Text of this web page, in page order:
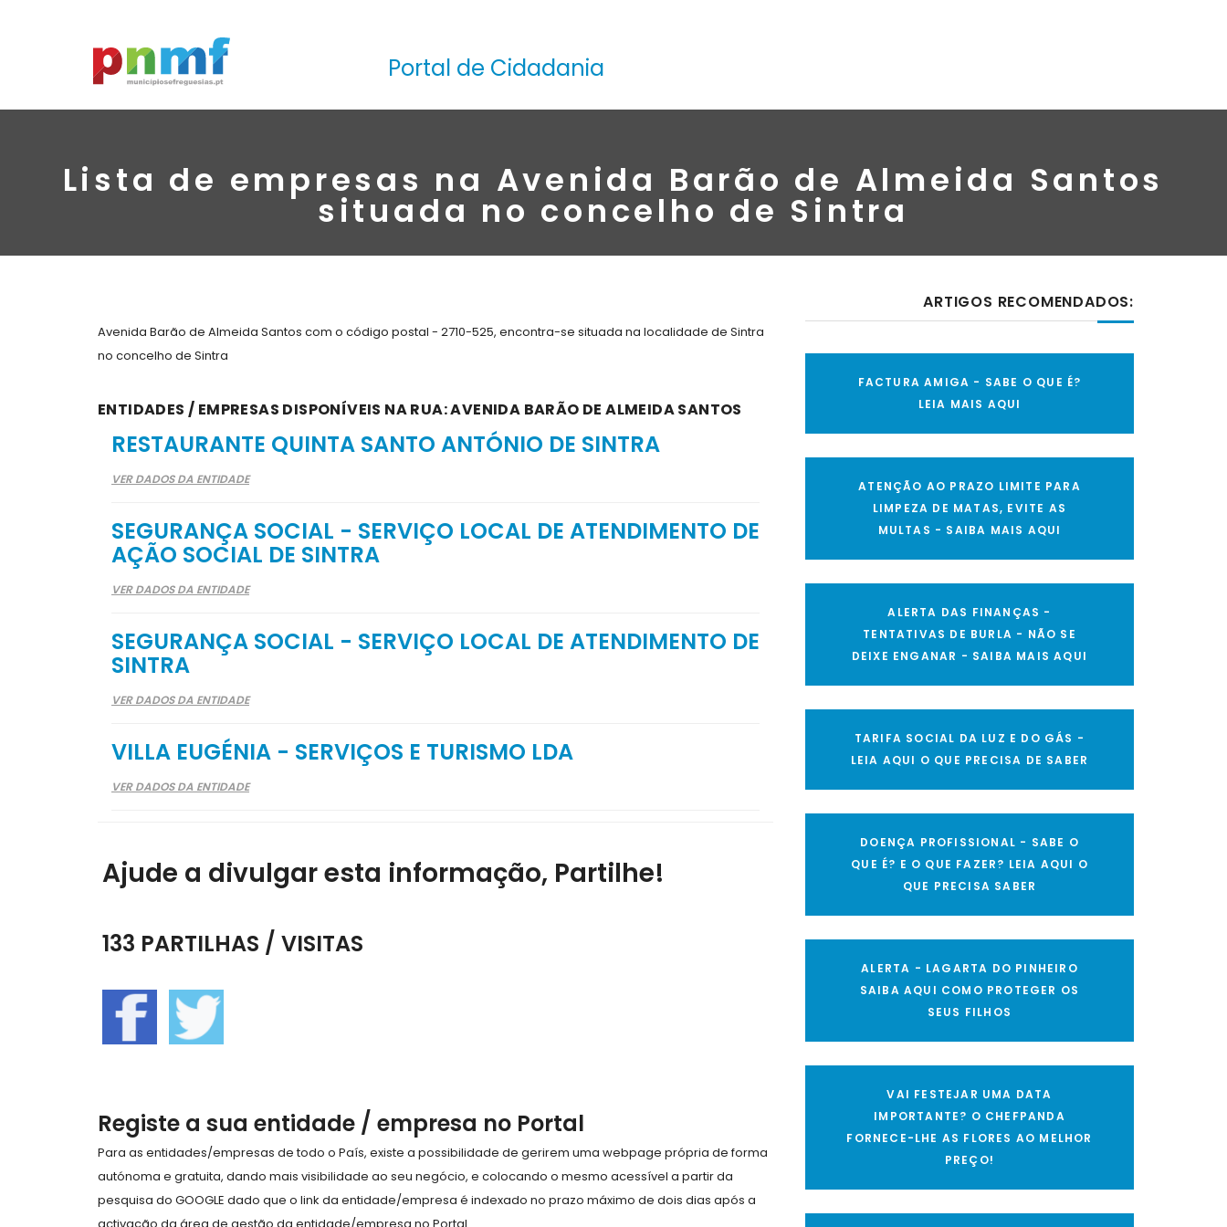
Portal de Cidadania
Lista de empresas na Avenida Barão de Almeida Santos
situada no concelho de Sintra
Avenida Barão de Almeida Santos com o código postal - 2710-525, encontra-se situada na localidade de Sintra
no concelho de Sintra
ENTIDADES / EMPRESAS DISPONÍVEIS NA RUA: AVENIDA BARÃO DE ALMEIDA SANTOS
RESTAURANTE QUINTA SANTO ANTÓNIO DE SINTRA
VER DADOS DA ENTIDADE
SEGURANÇA SOCIAL - SERVIÇO LOCAL DE ATENDIMENTO DE
AÇÃO SOCIAL DE SINTRA
VER DADOS DA ENTIDADE
SEGURANÇA SOCIAL - SERVIÇO LOCAL DE ATENDIMENTO DE
SINTRA
VER DADOS DA ENTIDADE
VILLA EUGÉNIA - SERVIÇOS E TURISMO LDA
VER DADOS DA ENTIDADE
Ajude a divulgar esta informação, Partilhe!
133 PARTILHAS / VISITAS
Registe a sua entidade / empresa no Portal
Para as entidades/empresas de todo o País, existe a possibilidade de gerirem uma webpage própria de forma
autónoma e gratuita, dando mais visibilidade ao seu negócio, e colocando o mesmo acessível a partir da
pesquisa do GOOGLE dado que o link da entidade/empresa é indexado no prazo máximo de dois dias após a
ARTIGOS RECOMENDADOS:
FACTURA AMIGA - SABE O QUE É?
LEIA MAIS AQUI
ATENÇÃO AO PRAZO LIMITE PARA
LIMPEZA DE MATAS, EVITE AS
MULTAS - SAIBA MAIS AQUI
ALERTA DAS FINANÇAS -
TENTATIVAS DE BURLA - NÃO SE
DEIXE ENGANAR - SAIBA MAIS AQUI
TARIFA SOCIAL DA LUZ E DO GÁS -
LEIA AQUI O QUE PRECISA DE SABER
DOENÇA PROFISSIONAL - SABE O
QUE É? E O QUE FAZER? LEIA AQUI O
QUE PRECISA SABER
ALERTA - LAGARTA DO PINHEIRO
SAIBA AQUI COMO PROTEGER OS
SEUS FILHOS
VAI FESTEJAR UMA DATA
IMPORTANTE? O CHEFPANDA
FORNECE-LHE AS FLORES AO MELHOR
PREÇO!